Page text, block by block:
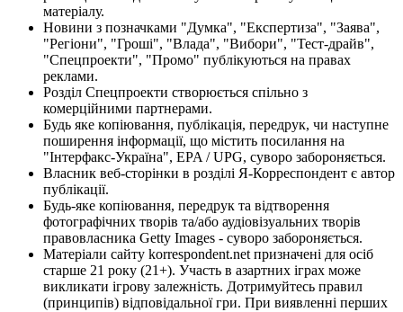
матеріалу.
Новини з позначками "Думка", "Експертиза", "Заява",
"Регіони", "Гроші", "Влада", "Вибори", "Тест-драйв",
"Спецпроекти", "Промо" публікуються на правах
реклами.
Розділ Спецпроекти створюється спільно з
комерційними партнерами.
Будь яке копіювання, публікація, передрук, чи наступне
поширення інформації, що містить посилання на
"Інтерфакс-Україна", EPA / UPG, суворо забороняється.
Власник веб-сторінки в розділі Я-Корреспондент є автор
публікації.
Будь-яке копіювання, передрук та відтворення
фотографічних творів та/або аудіовізуальних творів
правовласника Getty Images - суворо забороняється.
Матеріали сайту korrespondent.net призначені для осіб
старше 21 року (21+). Участь в азартних іграх може
викликати ігрову залежність. Дотримуйтесь правил
(принципів) відповідальної гри. При виявленні перших